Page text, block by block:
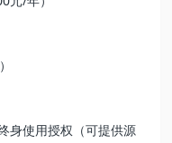
身使用授权（可提供源